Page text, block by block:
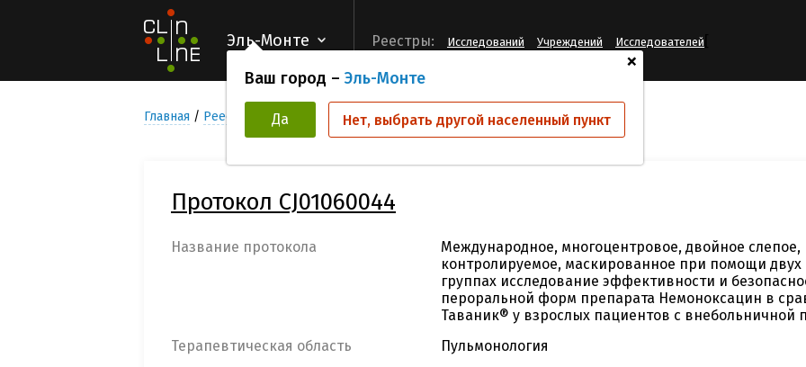
Эль-Монте
+
Ваш город – Эль-Монте
Да Нет, выбрать другой населенный пункт
Реестры: Исследований Учреждений Исследователей
Главная Реестр Клинических исследований CJ01060044
Протокол CJ01060044
Название протокола
Международное, многоцентровое, двойное
контролируемое, маскированное при помощи
группах исследование эффективности и
пероральной форм препарата Немоноксацин в
Таваник® у взрослых пациентов с внебольничной
Терапевтическая область
Пульмонология